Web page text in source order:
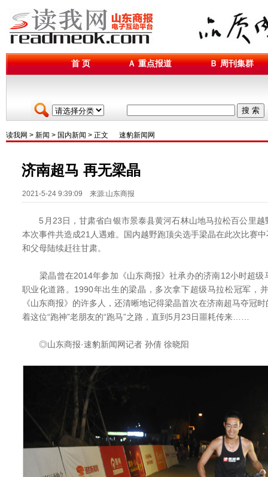
首 页 Ａ 重点报道 Ｂ 周刊集群
搜 索
读我网 > 新闻 > 国内新闻 > 正文 速豹新闻网
济南超马 再无梁晶
2021-5-24 9:39:09 来源:山东商报
5月23日，甘肃省白银市景泰县黄河石林山地马拉松百公里越
本次事件共造成21人遇难。国内越野跑顶尖选手梁晶在此次比赛
和父母陆续赶往甘肃。
梁晶曾在2014年参加《山东商报》社承办的济南12小时超级
职业化道路。1990年出生的梁晶，多次拿下超级马拉松冠军，
《山东商报》的许多人，还清晰地记得梁晶首次在济南超马夺冠
着这位“跑神”老朋友的“跑马”之路，直到5月23日噩耗传来……
◎山东商报·速豹新闻网记者 孙倩 徐晓阳